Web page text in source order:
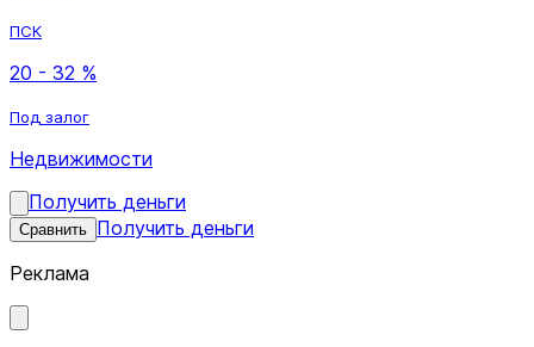
ПСК
20 - 32 %
Под залог
Недвижимости
Получить деньги
Сравнить Получить деньги
Реклама